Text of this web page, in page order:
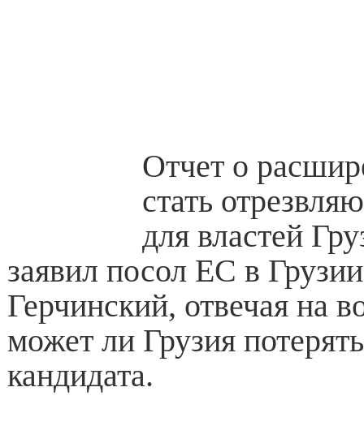
Отчет о
стать
для властей
заявил посол ЕС в
Герчинский, отвечая на
может ли Грузия
кандидата.